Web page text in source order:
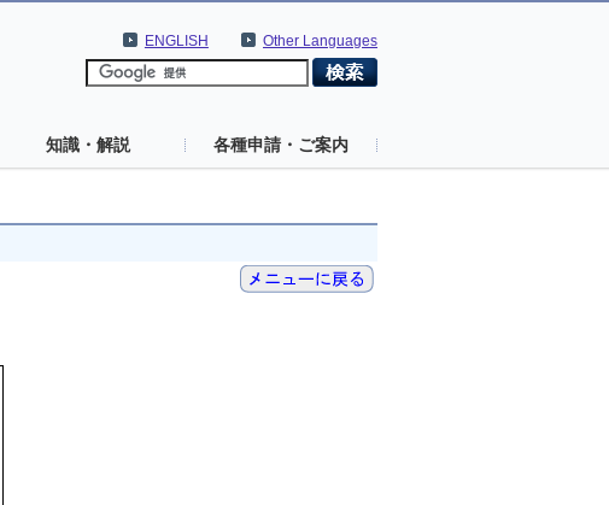
Other Languages
ENGLISH
知識・解説 各種申請・ご案内